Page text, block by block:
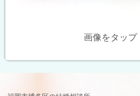
画像をタップ